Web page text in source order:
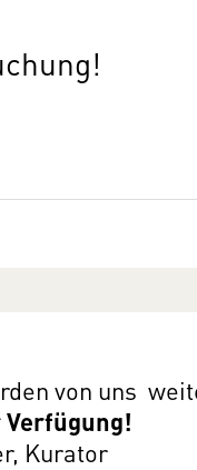
von uns
Kurator